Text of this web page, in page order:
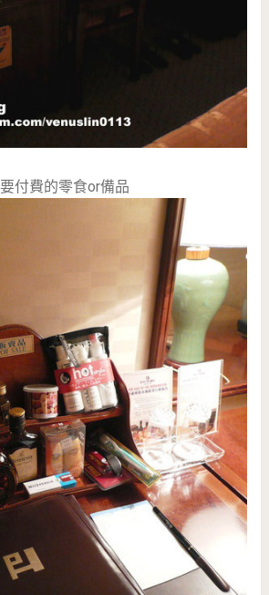
要付費的零食or備品